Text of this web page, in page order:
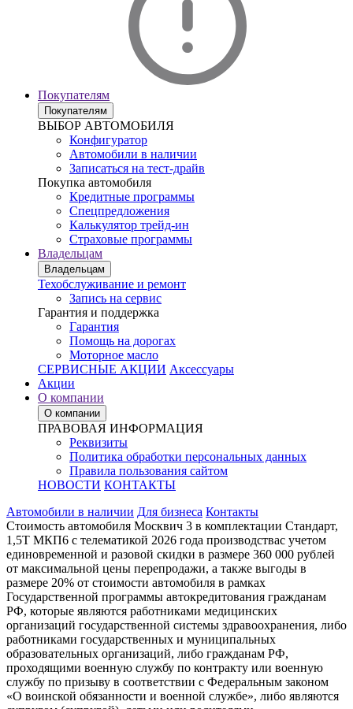
Покупателям
Покупателям
ВЫБОР АВТОМОБИЛЯ
Конфигуратор
Автомобили в наличии
Записаться на тест-драйв
Покупка автомобиля
Кредитные программы
Спецпредложения
Калькулятор трейд-ин
Страховые программы
Владельцам
Владельцам
Техобслуживание и ремонт
Запись на сервис
Гарантия и поддержка
Гарантия
Помощь на дорогах
Моторное масло
СЕРВИСНЫЕ АКЦИИ Аксессуары
Акции
О компании
О компании
ПРАВОВАЯ ИНФОРМАЦИЯ
Реквизиты
Политика обработки персональных данных
Правила пользования сайтом
НОВОСТИ КОНТАКТЫ
Автомобили в наличии Для бизнеса Контакты
Стоимость автомобиля Москвич 3 в комплектации Стандарт,
1,5Т МКП6 с телематикой 2026 года производствас учетом
единовременной и разовой скидки в размере 360 000 рублей
от максимальной цены перепродажи, а также выгоды в
размере 20% от стоимости автомобиля в рамках
Государственной программы автокредитования гражданам
РФ, которые являются работниками медицинских
организаций государственной системы здравоохранения, либо
работниками государственных и муниципальных
образовательных организаций, либо гражданам РФ,
проходящими военную службу по контракту или военную
службу по призыву в соответствии с Федеральным законом
«О воинской обязанности и военной службе», либо являются